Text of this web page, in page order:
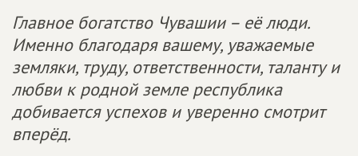
Главное богатство Чувашии – её люди.
Именно благодаря вашему, уважаемые
земляки, труду, ответственности, таланту и
любви к родной земле республика
добивается успехов и уверенно смотрит
вперёд.